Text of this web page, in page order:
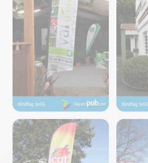
Voiles – Fabrication
Cliquez-Pub ©2024